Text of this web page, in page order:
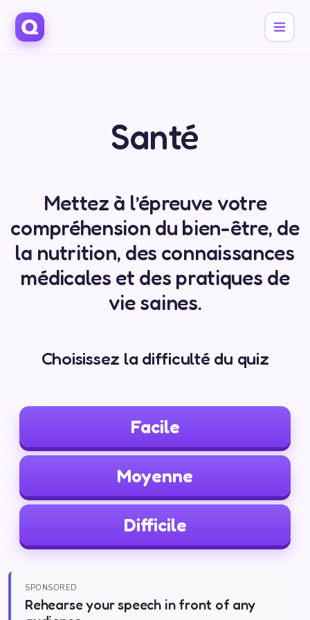
Santé
Mettez à l’épreuve votre
compréhension du bien-être, de
la nutrition, des connaissances
médicales et des pratiques de
vie saines.
Choisissez la difficulté du quiz
Facile
Moyenne
Difficile
SPONSORED
Rehearse your speech in front of any